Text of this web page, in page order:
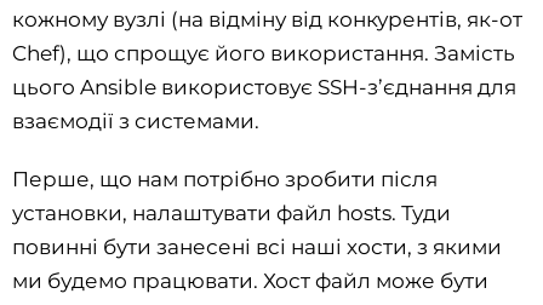
кожному вузлі (на відміну від конкурентів, як-от
Chef), що спрощує його використання. Замість
цього Ansible використовує SSH-з’єднання для
взаємодії з системами.
Перше, що нам потрібно зробити після
установки, налаштувати файл hosts. Туди
повинні бути занесені всі наші хости, з якими
ми будемо працювати. Хост файл може бути